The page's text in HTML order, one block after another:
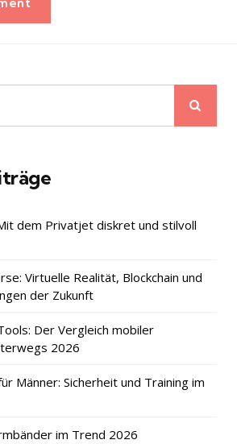
dem Privatjet diskret und stilvoll
Virtuelle Realität, Blockchain und
der Zukunft
Der Vergleich mobiler
2026
Männer: Sicherheit und Training im
im Trend 2026